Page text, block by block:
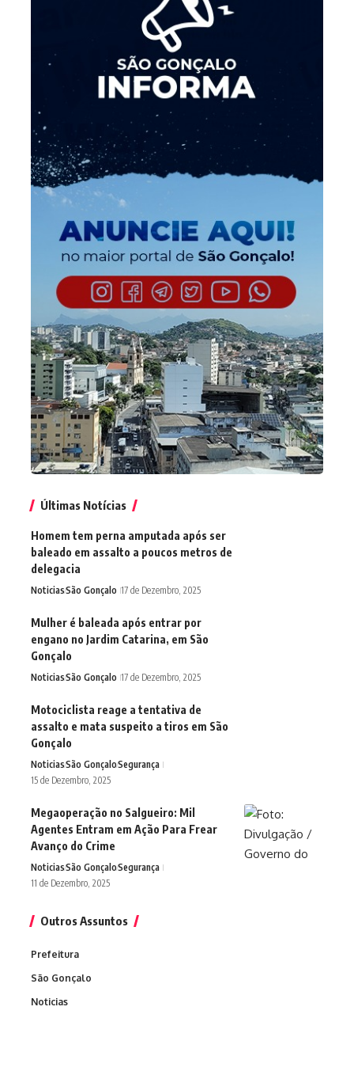
Últimas Notícias
Homem tem perna amputada após ser
baleado em assalto a poucos metros de
delegacia
NoticiasSão Gonçalo 17 de Dezembro, 2025
Mulher é baleada após entrar por
engano no Jardim Catarina, em São
Gonçalo
NoticiasSão Gonçalo 17 de Dezembro, 2025
Motociclista reage a tentativa de
assalto e mata suspeito a tiros em São
Gonçalo
NoticiasSão GonçaloSegurança
15 de Dezembro, 2025
Megaoperação no Salgueiro: Mil
Agentes Entram em Ação Para Frear
Avanço do Crime
NoticiasSão GonçaloSegurança
11 de Dezembro, 2025
Outros Assuntos
Prefeitura
São Gonçalo
Noticias